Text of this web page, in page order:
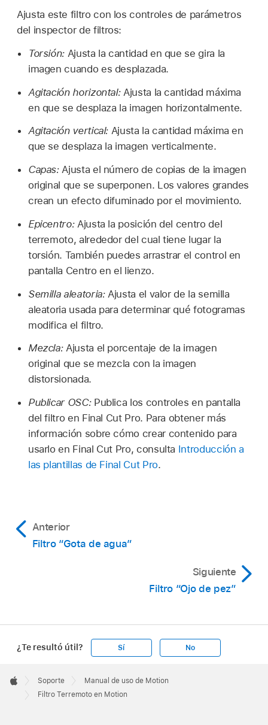
Ajusta este filtro con los controles de parámetros
del inspector de filtros:
Torsión: Ajusta la cantidad en que se gira la
imagen cuando es desplazada.
Agitación horizontal:Ajusta la cantidad máxima
en que se desplaza la imagen horizontalmente.
Agitación vertical: Ajusta la cantidad máxima en
que se desplaza la imagen verticalmente.
Capas:Ajusta el número de copias de la imagen
original que se superponen. Los valores grandes
crean un efecto difuminado por el movimiento.
Epicentro:Ajusta la posición del centro del
terremoto, alrededor del cual tiene lugar la
torsión. También puedes arrastrar el control en
pantalla Centro en el lienzo.
Semilla aleatoria:Ajusta el valor de la semilla
aleatoria usada para determinar qué fotogramas
modifica el filtro.
Mezcla:Ajusta el porcentaje de la imagen
original que se mezcla con la imagen
distorsionada.
Publicar OSC:Publica los controles en pantalla
del filtro en Final Cut Pro. Para obtener más
información sobre cómo crear contenido para
usarlo en Final Cut Pro, consulta Introducción a
las plantillas de Final Cut Pro.
Anterior
Filtro “Gota de agua”
Siguiente
Filtro “Ojo de pez”
¿Te resultó útil? Sí No
Footer

Apple
Soporte
Manual de uso de Motion
Filtro Terremoto en Motion